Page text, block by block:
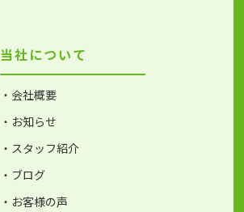
当社について
・会社概要
・お知らせ
・スタッフ紹介
・ブログ
・お客様の声